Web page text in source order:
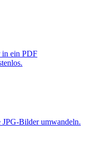
ein PDF
Bilder umwandeln.